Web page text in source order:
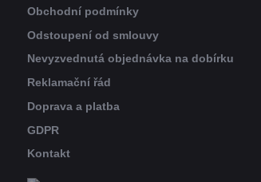
Obchodní podmínky
Odstoupení od smlouvy
Nevyzvednutá objednávka na dobírku
Reklamační řád
Doprava a platba
GDPR
Kontakt